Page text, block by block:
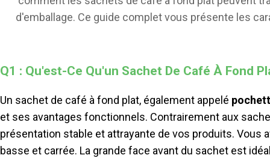
d'emballage. Ce guide complet vous présente les
Q1 : Qu'est-Ce Qu'un Sachet De Café À Fond
Un sachet de café à fond plat, également appelé
et ses avantages fonctionnels. Contrairement aux
présentation stable et attrayante de vos produits.
basse et carrée. La grande face avant du sachet est